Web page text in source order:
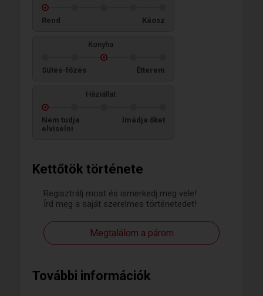
Kettőtök története
Regisztrálj most és ismerkedj meg vele!
Írd meg a saját szerelmes történetedet!
Megtalálom a párom
További információk
Rend Káosz
Konyha
Sütés-főzés Étterem
Háziállat
Nem tudja
elviselni
Imádja őket